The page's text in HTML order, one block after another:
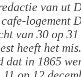
van ut
logement
van 30 op
heeft het
dat in 1865